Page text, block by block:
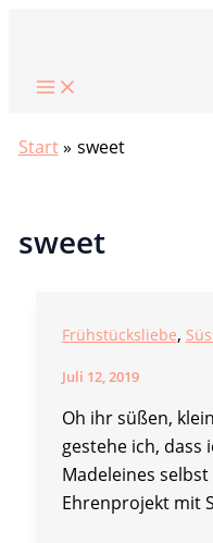
springen
Start sweet
sweet
Frühstücksliebe,
Juli 12, 2019
Oh ihr süßen,
gestehe ich, dass
Madeleines
Ehrenprojekt mit